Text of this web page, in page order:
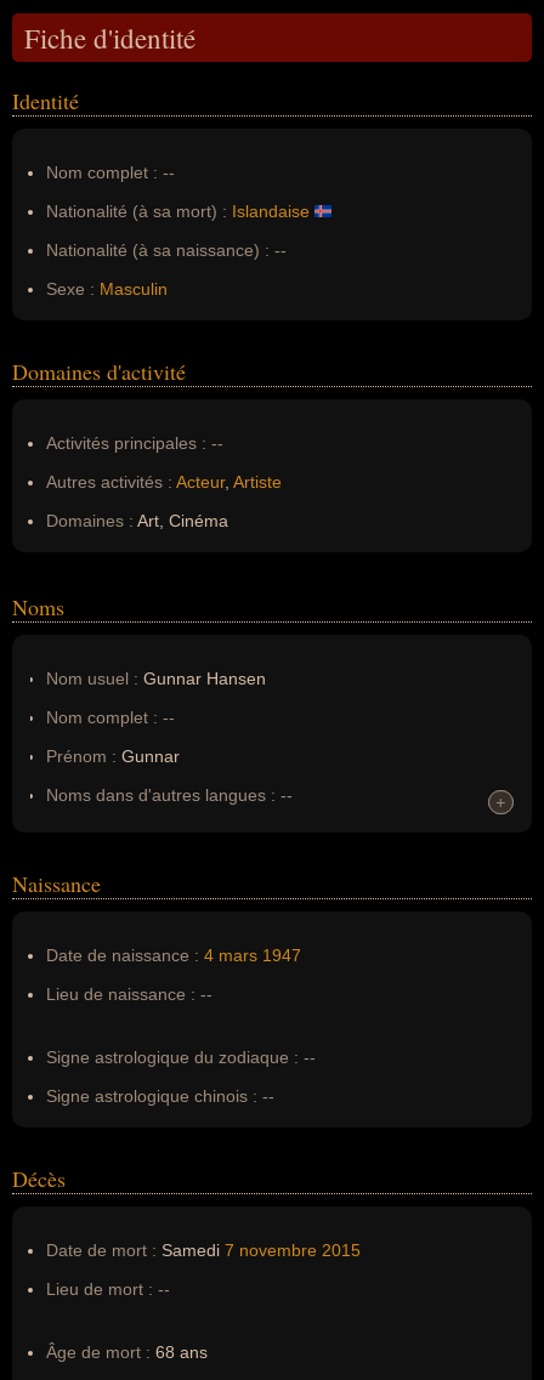
Fiche d'identité
Identité
Nom complet : --
Nationalité (à sa mort) : Islandaise
Nationalité (à sa naissance) : --
Sexe : Masculin
Domaines d'activité
Activités principales : --
Autres activités : Acteur, Artiste
Domaines : Art, Cinéma
Noms
Nom usuel : Gunnar Hansen
Nom complet : --
Prénom : Gunnar
Noms dans d'autres langues : --
Nom de famille :Hansen
+
+
Naissance
Date de naissance : 4 mars 1947
Lieu de naissance : --
Signe astrologique du zodiaque : --
Signe astrologique chinois : --
Décès
Date de mort : Samedi 7 novembre 2015
Lieu de mort : --
Âge de mort : 68 ans